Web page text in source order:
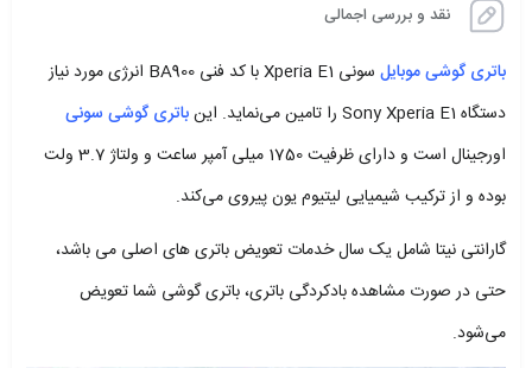
نقد و بررسی اجمالی
باتری گوشی موبایل
سونی Xperia E1 با کد فنی BA900 انرژی مورد نیاز
دستگاه Sony Xperia E1 را تامین می‌نماید. این
باتری گوشی سونی
اورجینال است و دارای ظرفیت 1750 میلی آمپر ساعت و ولتاژ 3.7 ولت
بوده و از ترکیب شیمیایی لیتیوم یون پیروی می‌کند.
گارانتی نیتا شامل یک سال خدمات تعویض باتری های اصلی می باشد،
حتی در صورت مشاهده بادکردگی باتری، باتری گوشی شما تعویض
می‌شود.